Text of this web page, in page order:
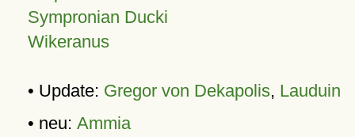
Sympronian Ducki
Wikeranus
• Update: Gregor von Dekapolis, Lauduin
• neu: Ammia